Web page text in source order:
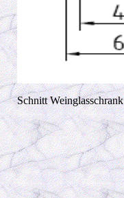
Schnitt Weinglasschrank